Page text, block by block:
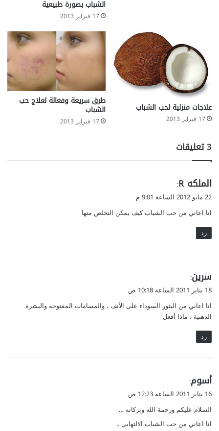
الشباب بصورة طبيعية
17 فبراير 2013
علاجات منزلية لحب الشباب
17 فبراير 2013
طرق سريعة وفعالة لعلاج حب
الشباب
17 فبراير 2013
‫3 تعليقات
ي
ق
ل
الملكه R
:
22 مايو 2012 الساعة 9:01 م
انا اعاني من حب الشباب كيف يمكن التخلص منها
رد
ي
ق
ل
سرين:
18 يناير 2011 الساعة 10:18 ص
انا اعاني من البثور السوداء على الأنف ، والمسامات المفتوحة والبشرة
الدهنية ، ماذا أفعل
رد
ي
ق
ل
أسوم:
16 يناير 2011 الساعة 12:23 ص
السلام عليكم ورحمة الله وبركاته …
انا اعاني من حب الشباب الالتهابي ..